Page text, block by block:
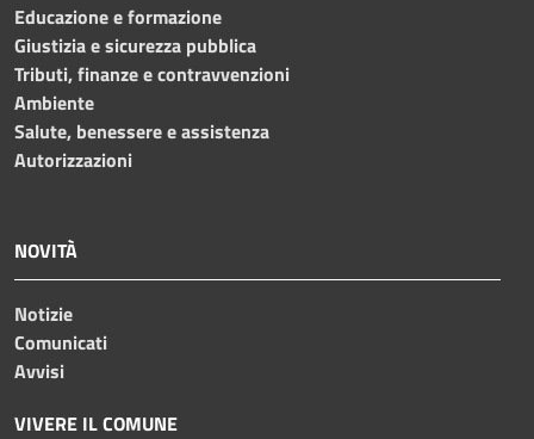
Educazione e formazione
Giustizia e sicurezza pubblica
Tributi, finanze e contravvenzioni
Ambiente
Salute, benessere e assistenza
Autorizzazioni
NOVITÀ
Notizie
Comunicati
Avvisi
VIVERE IL COMUNE